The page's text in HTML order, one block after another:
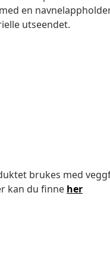
en
utseendet.
brukes med
kan du finne her